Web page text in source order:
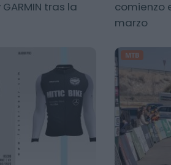
tras la
comienzo
marzo
MTB